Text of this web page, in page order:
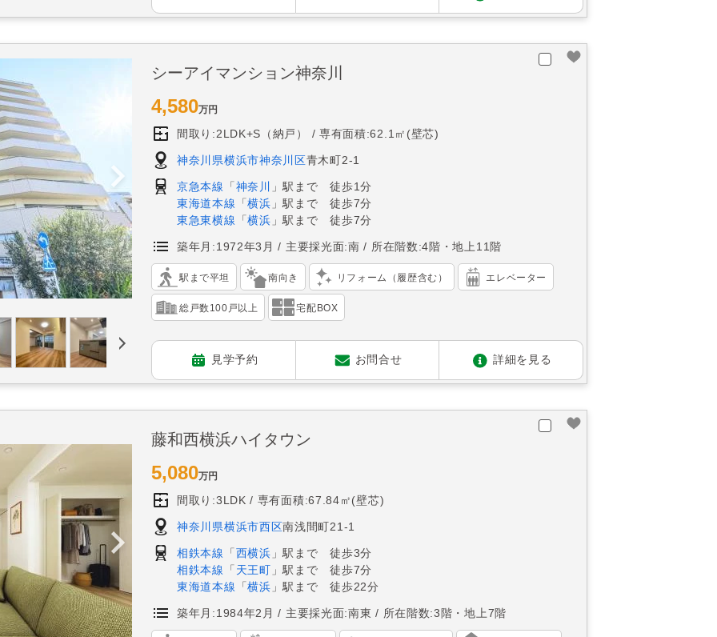
シーアイマンション神奈川
4,580万円
間取り:2LDK+S（納戸） 専有面積:62.1㎡(壁芯)
神奈川県横浜市神奈川区青木町2-1
京急本線 「 神奈川
」駅まで 徒歩1分
東海道本線 「横浜 」駅まで 徒歩7分
東急東横線 「横浜 」駅まで 徒歩7分
築年月:1972年3月 主要採光面:南 所在階数:4階・地上11階
駅まで平坦 南向き リフォーム（履歴含む） エレベーター
総戸数100戸以上 宅配BOX
見学予約 お問合せ 詳細を見る
藤和西横浜ハイタウン
5,080万円
間取り:3LDK 専有面積:67.84㎡(壁芯)
神奈川県横浜市西区南浅間町21-1
相鉄本線 「 西横浜 」駅まで 徒歩3分
相鉄本線
「 天王町 」駅まで 徒歩7分
東海道本線 「横浜 」駅まで 徒歩22分
築年月:1984年2月 主要採光面:南東 所在階数:3階・地上7階